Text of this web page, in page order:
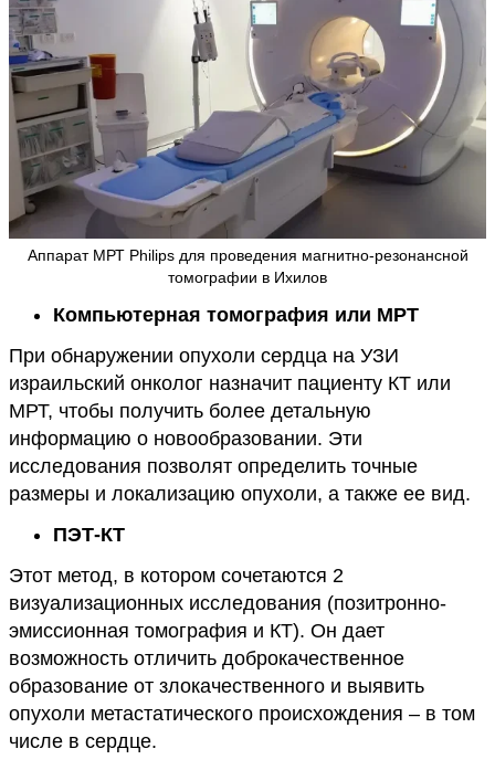
Аппарат МРТ Philips для проведения магнитно-резонансной
томографии в Ихилов
Компьютерная томография или МРТ
При обнаружении опухоли сердца на УЗИ
израильский онколог назначит пациенту КТ или
МРТ, чтобы получить более детальную
информацию о новообразовании. Эти
исследования позволят определить точные
размеры и локализацию опухоли, а также ее вид.
ПЭТ-КТ
Этот метод, в котором сочетаются 2
визуализационных исследования (позитронно-
эмиссионная томография и КТ). Он дает
возможность отличить доброкачественное
образование от злокачественного и выявить
опухоли метастатического происхождения – в том
числе в сердце.